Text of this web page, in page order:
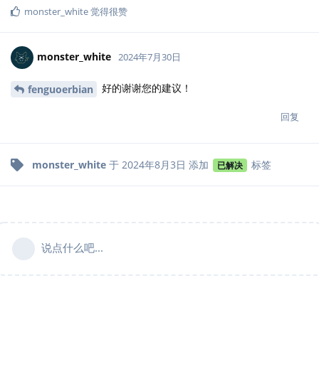
monster_white觉得很赞
monster_white 2024年7月30日
fenguoerbian 好的谢谢您的建议！
回复
monster_white 于 2024年8月3日 添加 已解决 标签
说点什么吧...